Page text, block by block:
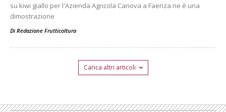
su kiwi giallo per l'Azienda Agricola Canova a Faenza ne è una
dimostrazione
Di Redazione Frutticoltura
Carica altri articoli